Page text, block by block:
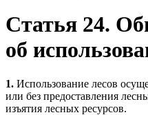
Статья 24.
об
1. Использование лесов
или без предоставления
изъятия лесных ресурсов.